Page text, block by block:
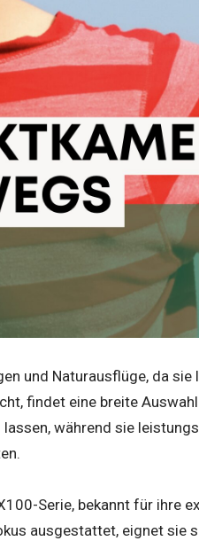
und Naturausflüge, da sie
findet eine breite
während sie
Serie, bekannt für ihre
ausgestattet, eignet sie